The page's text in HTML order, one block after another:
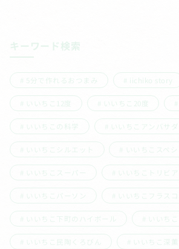
キーワード検索
5分で作れるおつまみ iichiko story
いいちこ12度 いいちこ20度
いいちこの科学 いいちこアンバサ
いいちこシルエット いいちこスペシ
いいちこスーパー いいちこトリビア
いいちこパーソン いいちこフラスコ
いいちこ下町のハイボール いいち
いいちこ民陶くろびん いいちこ深薫